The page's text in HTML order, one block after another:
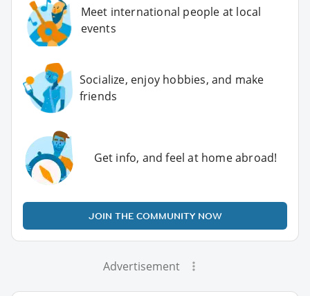
Meet international people at local
events
Socialize, enjoy hobbies, and make
friends
Get info, and feel at home abroad!
JOIN THE COMMUNITY NOW
Advertisement